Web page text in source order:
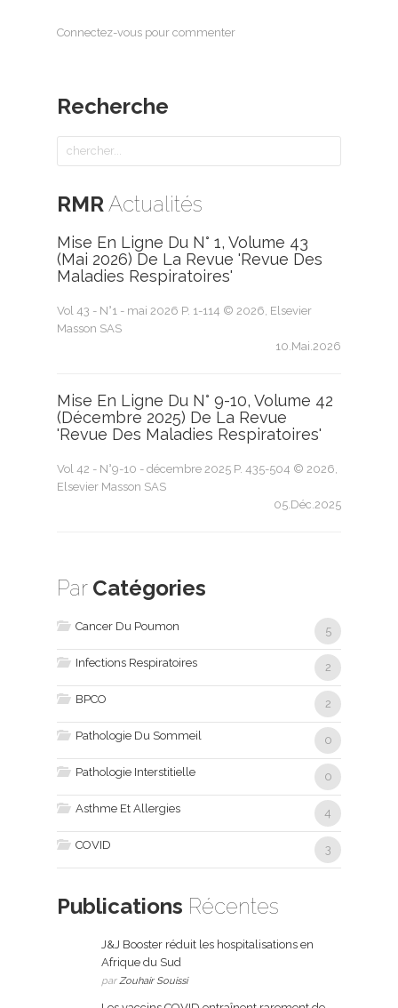
Connectez-vous pour commenter
Recherche
RMRActualités
Mise En Ligne Du N° 1, Volume 43
(mai 2026) De La Revue 'Revue Des
Maladies Respiratoires'
Vol 43 - N°1 - mai 2026 P. 1-114 © 2026, Elsevier
Masson SAS
10.Mai.2026
Mise En Ligne Du N° 9-10, Volume 42
(décembre 2025) De La Revue
'Revue Des Maladies Respiratoires'
Vol 42 - N°9-10 - décembre 2025 P. 435-504 © 2026,
Elsevier Masson SAS
05.Déc.2025
Par Catégories
Cancer Du Poumon 5
Infections Respiratoires 2
BPCO 2
Pathologie Du Sommeil 0
Pathologie Interstitielle 0
Asthme Et Allergies 4
COVID 3
Publications Récentes
J&J Booster réduit les hospitalisations en
Afrique du Sud
parZouhair Souissi